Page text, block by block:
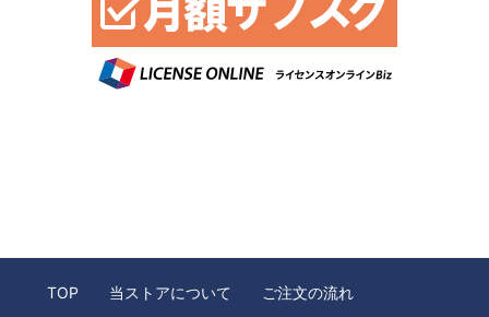
TOP 当ストアについて ご注文の流れ